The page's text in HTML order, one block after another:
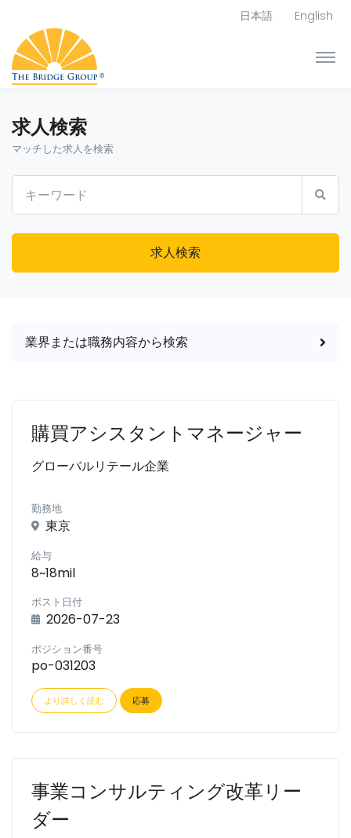
日本語 English
求人検索
マッチした求人を検索
求人検索
業界または職務内容から検索
購買アシスタントマネージャー
グローバルリテール企業
勤務地
東京
給与
8~18mil
ポスト日付
2026-07-23
ポジション番号
po-031203
より詳しく読む 応募
事業コンサルティング改革リー
ダー